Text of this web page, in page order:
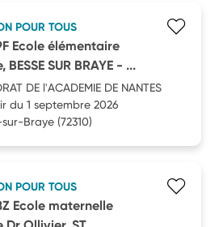
POUR TOUS
Ecole élémentaire
SUR BRAYE - ...
DE l'ACADEMIE DE NANTES
du 1 septembre 2026
sur-Braye (72310)
POUR TOUS
Ecole maternelle